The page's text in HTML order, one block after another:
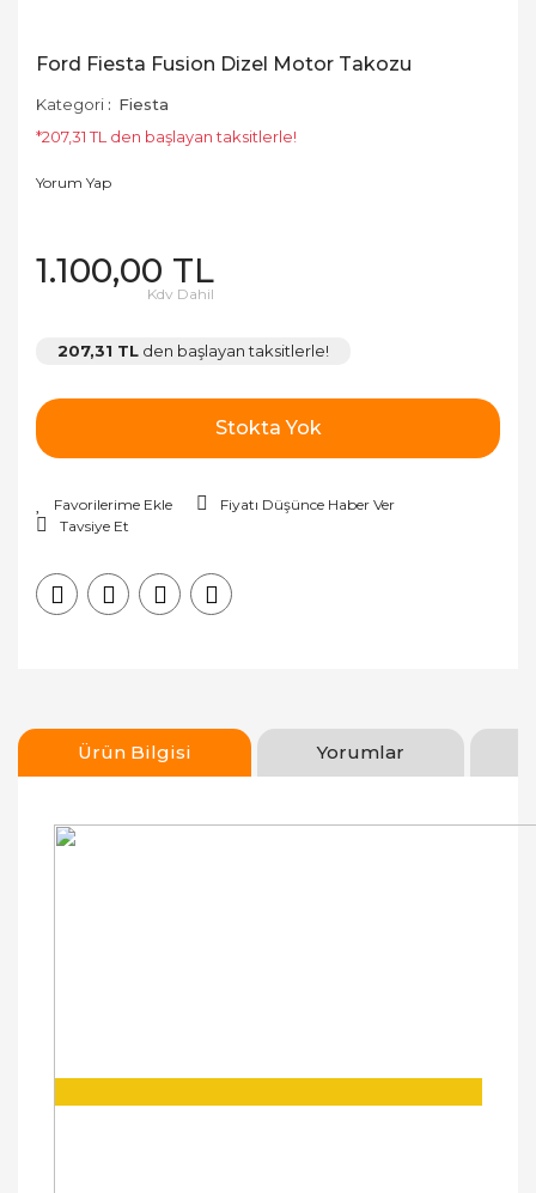
Ford Fiesta Fusion Dizel Motor Takozu
Kategori
Fiesta
*207,31 TL den başlayan taksitlerle!
Yorum Yap
1.100,00 TL
Kdv Dahil
207,31 TL den başlayan taksitlerle!
Stokta Yok
Fiyatı Düşünce Haber Ver
Tavsiye Et
Ürün Bilgisi Yorumlar